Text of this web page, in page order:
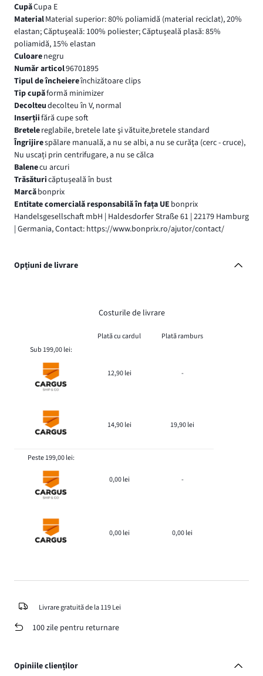
CupăCupa E
MaterialMaterial superior: 80% poliamidă (material reciclat), 20%
elastan; Căptuşeală: 100% poliester; Căptuşeală plasă: 85%
poliamidă, 15% elastan
Culoarenegru
Număr articol96701895
Tipul de încheiereînchizătoare clips
Tip cupăformă minimizer
Decolteudecolteu în V, normal
Inserțiifără cupe soft
Bretelereglabile, bretele late şi vătuite,bretele standard
Îngrijirespălare manuală, a nu se albi, a nu se curăţa (cerc - cruce),
Nu uscați prin centrifugare, a nu se călca
Balenecu arcuri
Trăsăturicăptușeală în bust
Marcăbonprix
Entitate comercială responsabilă în fața UE bonprix
Handelsgesellschaft mbH | Haldesdorfer Straße 61 | 22179 Hamburg
| Germania, Contact: https://www.bonprix.ro/ajutor/contact/
Opțiuni de livrare
Costurile de livrare
Plată cu cardul
Plată ramburs
Sub 199,00 lei:
12,90 lei -
14,90 lei 19,90 lei
Peste 199,00 lei:
0,00 lei -
0,00 lei 0,00 lei
Livrare gratuită de la 119 Lei
100 zile pentru returnare
Opiniile clienților